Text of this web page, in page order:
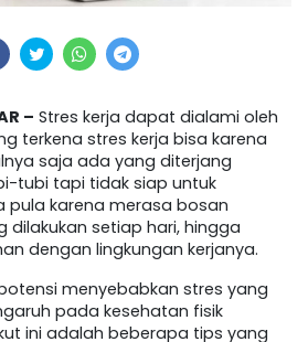
– Stres kerja dapat dialami oleh
terkena stres kerja bisa karena
saja ada yang diterjang
tubi tapi tidak siap untuk
pula karena merasa bosan
dilakukan setiap hari, hingga
dengan lingkungan kerjanya.
menyebabkan stres yang
pada kesehatan fisik
ini adalah beberapa tips yang